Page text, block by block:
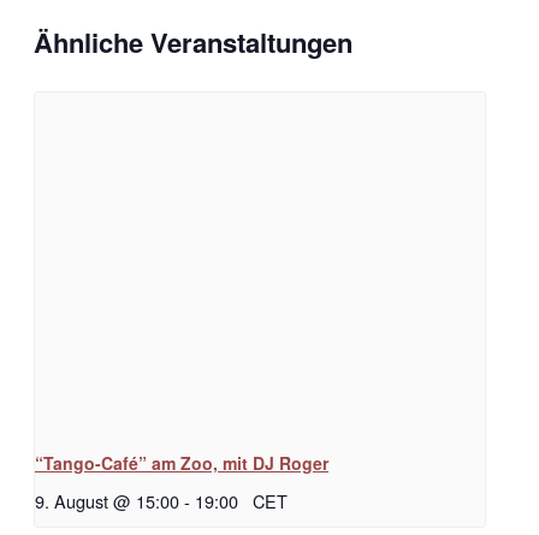
Ähnliche Veranstaltungen
“Tango-Café” am Zoo, mit DJ Roger
9. August @ 15:00- 19:00 CET